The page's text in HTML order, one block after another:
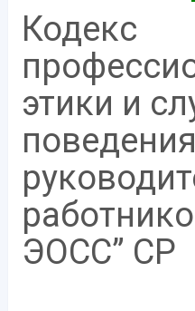
Кодекс
этики и
поведения
ЭОСС” СР